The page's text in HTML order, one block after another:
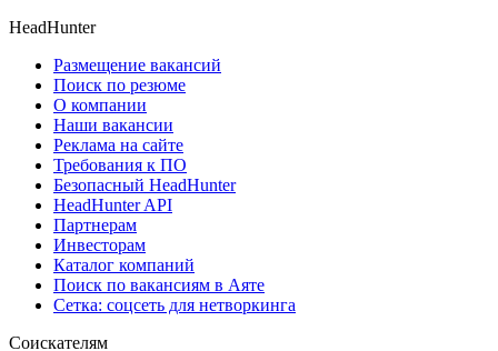
HeadHunter
Размещение вакансий
Поиск по резюме
О компании
Наши вакансии
Реклама на сайте
Требования к ПО
Безопасный HeadHunter
HeadHunter API
Партнерам
Инвесторам
Каталог компаний
Поиск по вакансиям в Аяте
Сетка: соцсеть для нетворкинга
Соискателям